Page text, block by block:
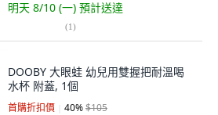
明天 8/10 (一) 預計送達
(1)
DOOBY 大眼蛙 幼兒用雙握把耐溫喝
水杯 附蓋, 1個
首購折扣價 40%$105